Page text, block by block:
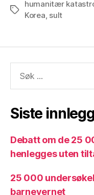
Stikkord
humanitær
Korea sult
etter:
Siste innlegg
Debatt om de 25
henlegges uten
25 000
barnevernet